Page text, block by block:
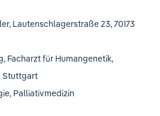
Lautenschlagerstraße 23, 70173
Facharzt für Humangenetik,
Stuttgart
Palliativmedizin